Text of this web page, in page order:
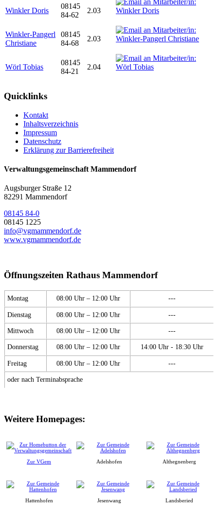
Winkler Doris
08145
84-62
2.03
Winkler-Pangerl
Christiane
08145
84-68
2.03
Wörl Tobias
08145
84-21
2.04
Quicklinks
Kontakt
Inhaltsverzeichnis
Impressum
Datenschutz
Erklärung zur Barrierefreiheit
Verwaltungsgemeinschaft Mammendorf
Augsburger Straße 12
82291 Mammendorf
08145 84-0
08145 1225
info@vgmammendorf.de
www.vgmammendorf.de
Öffnungszeiten Rathaus Mammendorf
Montag 08:00 Uhr – 12:00 Uhr ---
Dienstag 08:00 Uhr – 12:00 Uhr ---
Mittwoch 08:00 Uhr – 12:00 Uhr ---
Donnerstag 08:00 Uhr – 12:00 Uhr 14:00 Uhr - 18:30 Uhr
Freitag 08:00 Uhr – 12:00 Uhr ---
oder nach Terminabsprache
Weitere Homepages:
Zur VGem Adelshofen Althegnenberg
Hattenhofen Jesenwang Landsberied